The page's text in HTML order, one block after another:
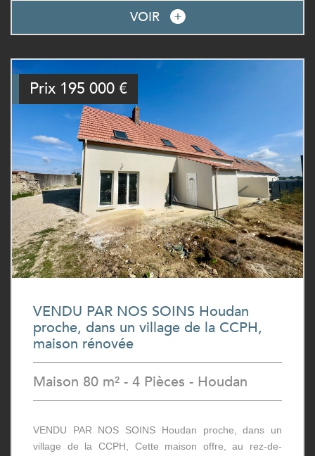
VOIR
Prix 195 000 €
VENDU PAR NOS SOINS Houdan
proche, dans un village de la CCPH,
maison rénovée
Maison 80 m² - 4 Pièces - Houdan
VENDU PAR NOS SOINS Houdan proche, dans un
village de la CCPH, Cette maison offre, au rez-de-